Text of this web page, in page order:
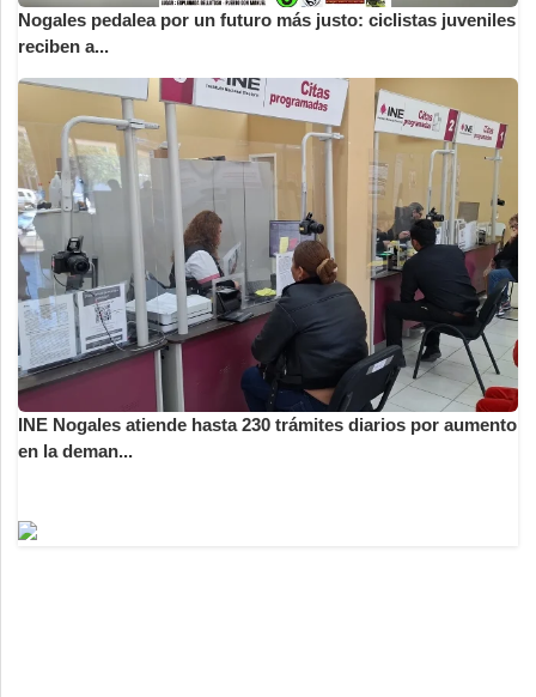
Nogales pedalea por un futuro más justo: ciclistas juveniles
reciben a...
INE Nogales atiende hasta 230 trámites diarios por aumento
en la deman...